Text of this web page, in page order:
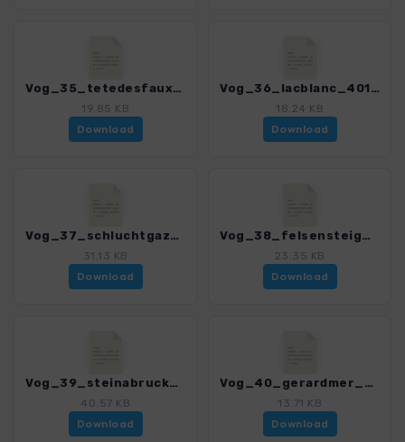
Vog_35_tetedesfaux_4018_8.gpx
19.85 KB
Download
Vog_36_lacblanc_4018_8.gpx
18.24 KB
Download
Vog_37_schluchtgazonduFaing_4018_8.gpx
31.13 KB
Download
Vog_38_felsensteig_4018_8.gpx
23.35 KB
Download
Vog_39_steinabruckhohneckschiessrothried_4018_8.gpx
40.57 KB
Download
Vog_40_gerardmer_4018_8.gpx
13.71 KB
Download